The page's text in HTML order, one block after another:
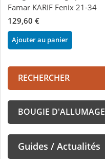
Famar KARIF Fenix 21-34
129,60 €
Ajouter au panier
RECHERCHER
BOUGIE D'ALLUMAGE
Guides / Actualités